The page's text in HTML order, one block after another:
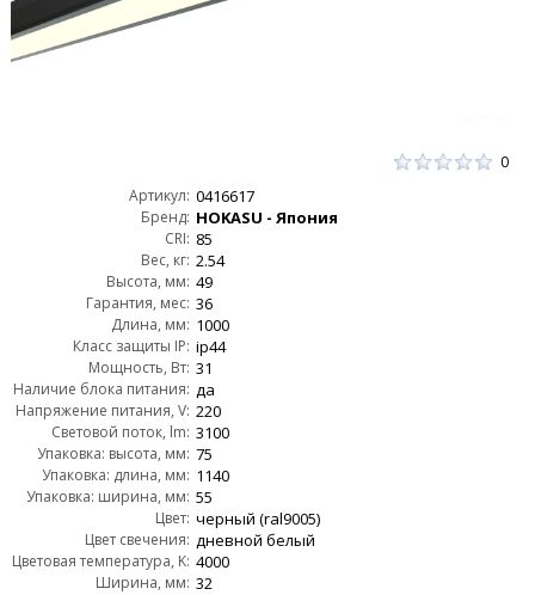
0
Артикул: 0416617
Бренд: HOKASU - Япония
CRI: 85
Вес, кг: 2.54
Высота, мм: 49
Гарантия, мес: 36
Длина, мм: 1000
Класс защиты IP: ip44
Мощность, Вт: 31
Наличие блока питания: да
Напряжение питания, V: 220
Световой поток, lm: 3100
Упаковка: высота, мм: 75
Упаковка: длина, мм: 1140
Упаковка: ширина, мм: 55
Цвет: черный (ral9005)
Цвет свечения: дневной белый
Цветовая температура, K: 4000
Ширина, мм: 32